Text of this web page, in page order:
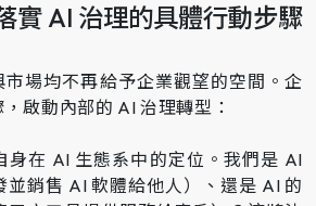
實 AI 治理的具體行動步驟
場均不再給予企業觀望的空間。企
啟動內部的 AI 治理轉型：
身在 AI 生態系中的定位。我們是 AI
並銷售 AI 軟體給他人）、還是 AI 的